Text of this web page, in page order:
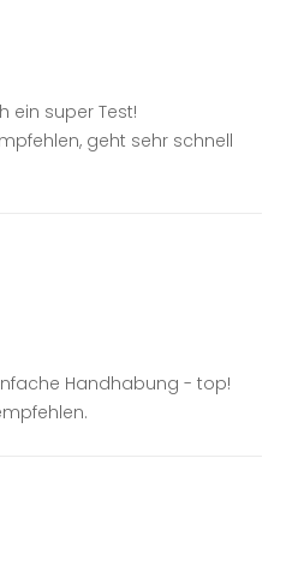
ein super Test!
geht sehr schnell
Handhabung - top!